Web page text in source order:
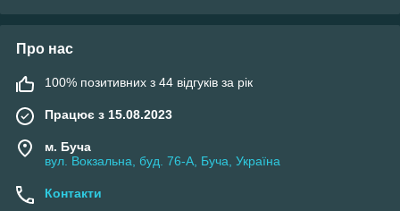
Про нас
100% позитивних з 44 відгуків за рік
Працює з 15.08.2023
м. Буча
вул. Вокзальна, буд. 76-А, Буча, Україна
Контакти